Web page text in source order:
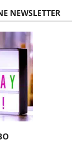
NEWSLETTER